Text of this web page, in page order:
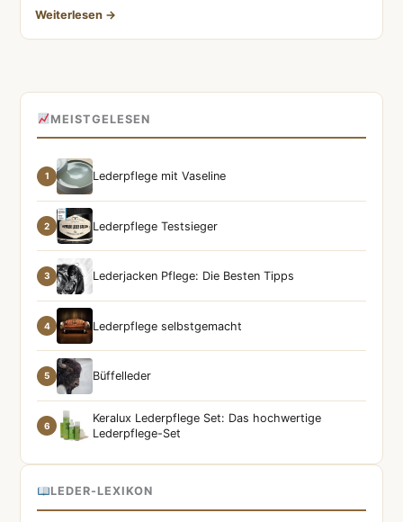
Weiterlesen →
MEISTGELESEN
1 Lederpflege mit Vaseline
2 Lederpflege Testsieger
3 Lederjacken Pflege: Die Besten Tipps
4 Lederpflege selbstgemacht
5 Büffelleder
6
Keralux Lederpflege Set: Das hochwertige
Lederpflege-Set
LEDER-LEXIKON